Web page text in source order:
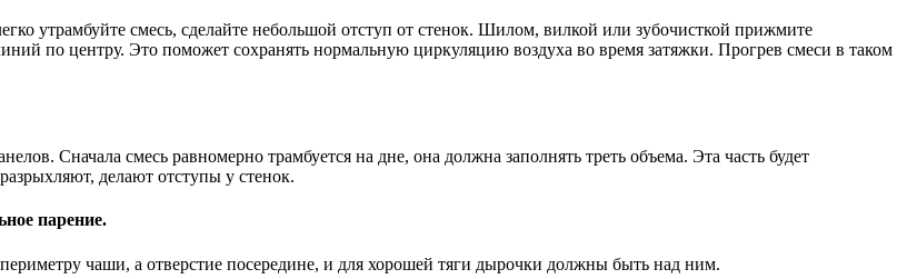
утрамбуйте смесь, сделайте небольшой отступ от стенок. Шилом, вилкой или зубочисткой прижмите
по центру. Это поможет сохранять нормальную циркуляцию воздуха во время затяжки. Прогрев смеси в таком
Сначала смесь равномерно трамбуется на дне, она должна заполнять треть объема. Эта часть будет
делают отступы у стенок.
парение.
чаши, а отверстие посередине, и для хорошей тяги дырочки должны быть над ним.